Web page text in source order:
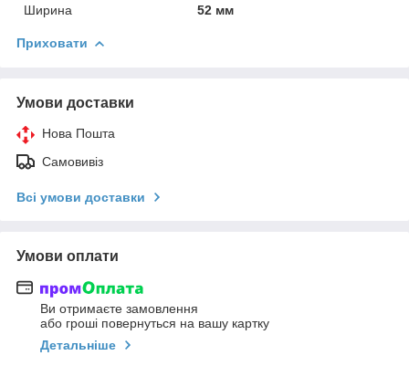
Ширина
52 мм
Приховати
Умови доставки
Нова Пошта
Самовивіз
Всі умови доставки
Умови оплати
Ви отримаєте замовлення
або гроші повернуться на вашу картку
Детальніше